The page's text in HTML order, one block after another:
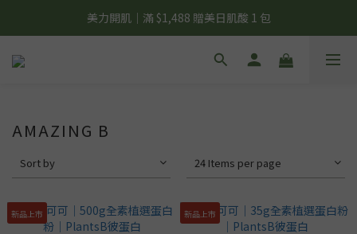
夏日輕補給｜500g 植物蛋白最低 $373 起
美力開肌｜滿 $1,488 贈美日肌酸 1 包
夏日輕補給｜500g 植物蛋白最低 $373 起
AMAZING B
Sort by 24 Items per page
新品上市 新品上市